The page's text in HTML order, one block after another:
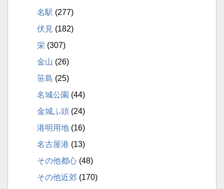
名駅 (277)
伏見 (182)
栄 (307)
金山 (26)
笹島 (25)
名城公園 (44)
金城ふ頭 (24)
港明用地 (16)
名古屋港 (13)
その他都心 (48)
その他近郊 (170)